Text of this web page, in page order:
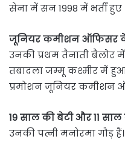
सेना में सन 1998 में भर्ती हुए
जूनियर कमीशन ऑफिसर
उनकी प्रथम तैनाती बैलोर में
तबादला जम्मू कश्मीर में हुआ
प्रमोशन जूनियर कमीशन
19 साल की बेटी और 11 साल
उनकी पत्नी मनोरमा गौड़